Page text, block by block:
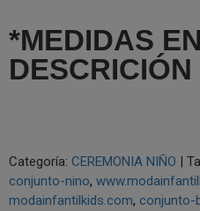
*MEDIDAS EN
DESCRICIÓN
Categoría: CEREMONIA NIÑO
conjunto-nino
modainfantilkids.com conjunto-